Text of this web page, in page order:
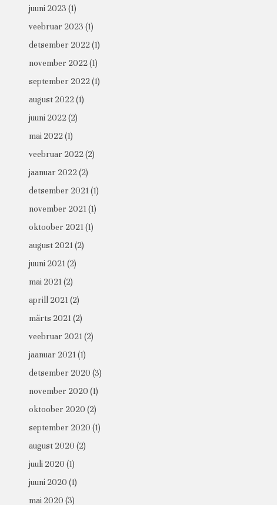
juuni 2023 (1)
veebruar 2023 (1)
detsember 2022(1)
november 2022(1)
september 2022(1)
august 2022(1)
juuni 2022(2)
mai 2022(1)
veebruar 2022(2)
jaanuar 2022(2)
detsember 2021(1)
november 2021(1)
oktoober 2021(1)
august 2021(2)
juuni 2021(2)
mai 2021(2)
aprill 2021(2)
märts 2021(2)
veebruar 2021(2)
jaanuar 2021(1)
detsember 2020 (3)
november 2020 (1)
oktoober 2020 (2)
september 2020 (1)
august 2020 (2)
juuli 2020 (1)
juuni 2020 (1)
mai 2020 (3)